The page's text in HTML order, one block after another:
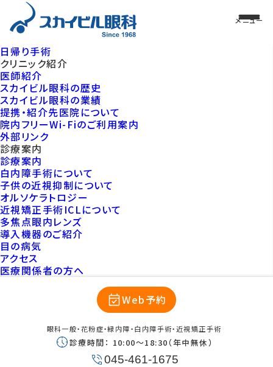
眼科一般・花粉症・緑内障・白内障手術・近視矯正手術
診療時間： 10:00〜18:30（年中無休）
045-461-1675
日帰り手術
クリニック紹介
医師紹介
スカイビル眼科の歴史
スカイビル眼科の業績
提携・紹介先医院について
院内フリーWi-Fiのご利用案内
外部リンク
診療案内
診療案内
白内障手術について
子供の近視抑制について
オルソケラトロジー
近視矯正手術ICLについて
多焦点眼内レンズ
導入機器のご紹介
目の病気
アクセス
医療関係者の方へ
Web予約